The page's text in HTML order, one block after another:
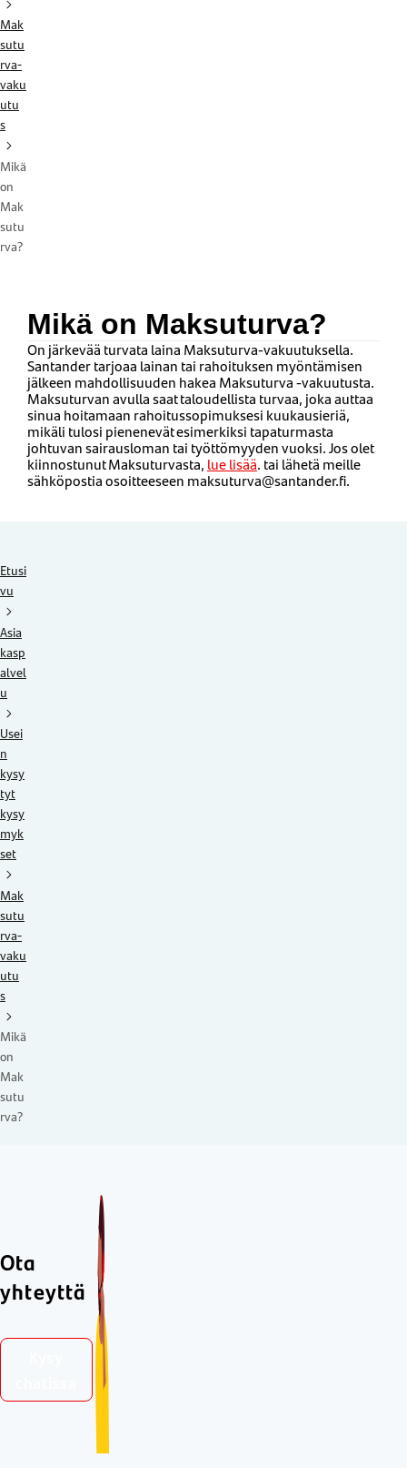
Mak
sutu
rva-
vaku
utu
s
Mikä
on
Mak
sutu
rva?
Mikä on Maksuturva?
On järkevää turvata laina Maksuturva-vakuutuksella.
Santander tarjoaa lainan tai rahoituksen myöntämisen
jälkeen mahdollisuuden hakea Maksuturva -vakuutusta.
Maksuturvan avulla saat taloudellista turvaa, joka auttaa
sinua hoitamaan rahoitussopimuksesi kuukausieriä,
mikäli tulosi pienenevät esimerkiksi tapaturmasta
johtuvan sairausloman tai työttömyyden vuoksi. Jos olet
kiinnostunut Maksuturvasta, lue lisää. tai lähetä meille
sähköpostia osoitteeseen maksuturva@santander.fi.
Etusi
vu
Asia
kasp
alvel
u
Usei
n
kysy
tyt
kysy
myk
set
Mak
sutu
rva-
vaku
utu
s
Mikä
on
Mak
sutu
rva?
Ota
yhteyttä